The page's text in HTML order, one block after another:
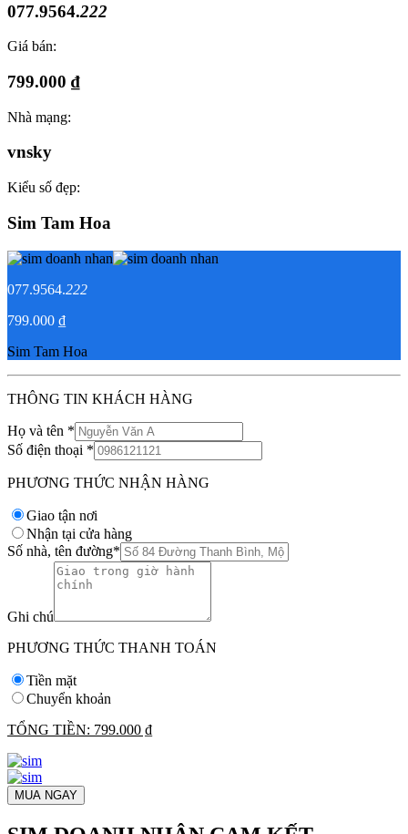
077.9564.222
Giá bán:
799.000 ₫
Nhà mạng:
vnsky
Kiểu số đẹp:
Sim Tam Hoa
077.9564.222
799.000 ₫
Sim Tam Hoa
THÔNG TIN KHÁCH HÀNG
Họ và tên *
Số điện thoại *
PHƯƠNG THỨC NHẬN HÀNG
Giao tận nơi
Nhận tại cửa hàng
Số nhà, tên đường*
Ghi chú
PHƯƠNG THỨC THANH TOÁN
Tiền mặt
Chuyển khoản
TỔNG TIỀN: 799.000 ₫
MUA NGAY